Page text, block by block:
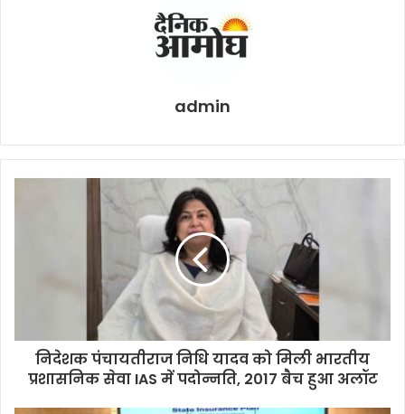
admin
निदेशक पंचायतीराज निधि यादव को मिली भारतीय
प्रशासनिक सेवा IAS में पदोन्नति, 2017 बैच हुआ अलॉट